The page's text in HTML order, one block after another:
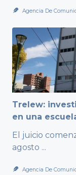
Agencia De
Trelew:
en una
El juicio
agosto ...
Agencia De